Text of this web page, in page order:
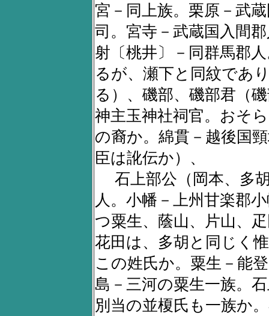
宮－同上族。栗原－武
司。宮寺－武蔵国入間
射〔桃井〕－同群馬郡
るが、瀬下と同紋であ
る）、磯部、磯部君（
神主玉神社祠官。おそ
の裔か。綿貫－越後国
臣は訛伝か）、
石上部公（岡本、多
人。小幡－上州甘楽郡
つ粟生、蔭山、片山、
花田は、多胡と同じく
この姓氏か。粟生－能
島－三河の粟生一族。
別当の並榎氏も一族か